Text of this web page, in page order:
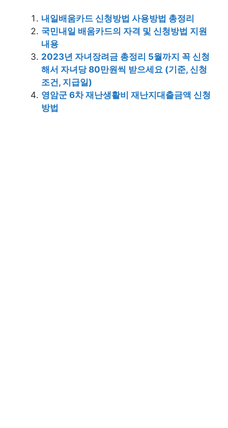
내일배움카드 신청방법 사용방법 총정리
국민내일 배움카드의 자격 및 신청방법 지원
내용
2023년 자녀장려금 총정리 5월까지 꼭 신청
해서 자녀당 80만원씩 받으세요 (기준, 신청
조건, 지급일)
영암군 6차 재난생활비 재난지대출금액 신청
방법